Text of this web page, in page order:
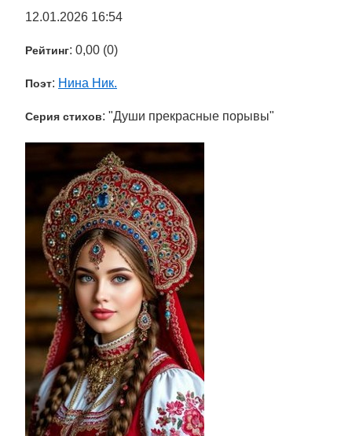
12.01.2026 16:54
Рейтинг: 0,00 (0)
Поэт: Нина Ник.
Серия стихов: "Души прекрасные порывы"